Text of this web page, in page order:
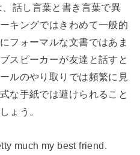
、話し言葉と書き言葉で異
キングではきわめて一般的
フォーマルな文書ではあま
スピーカーが友達と話すと
ルのやり取りでは頻繁に見
な手紙では避けられること
ょう。
much my best friend.